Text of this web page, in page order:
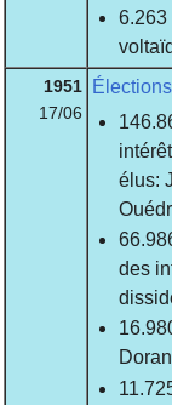
6.263
1951
17/06
élus:
des